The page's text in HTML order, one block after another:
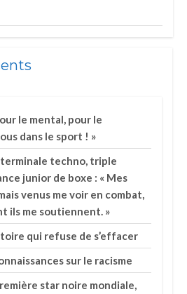
le mental, pour le
dans le sport ! »
terminale techno, triple
junior de boxe : « Mes
venus me voir en combat,
ils me soutiennent. »
qui refuse de s’effacer
sur le racisme
star noire mondiale,